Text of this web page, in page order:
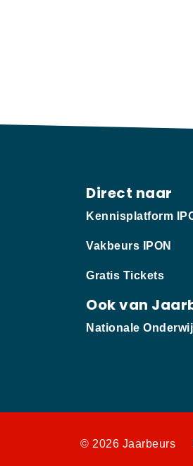
Direct naar
Kennisplatform
Vakbeurs IPON
Gratis Tickets
Ook van
Nationale
© 2026 Jaarbeurs